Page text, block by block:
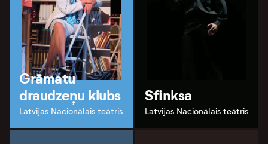
Grāmatu
draudzeņu klubs
Latvijas Nacionālais teātris
Sfinksa
Latvijas Nacionālais teātris